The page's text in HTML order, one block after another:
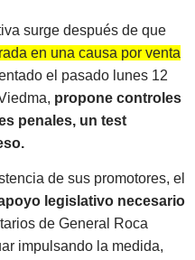
surge después de que
en una causa por venta
el pasado lunes 12
propone controles
penales, un test
de sus promotores, el
legislativo necesario
de General Roca
impulsando la medida,